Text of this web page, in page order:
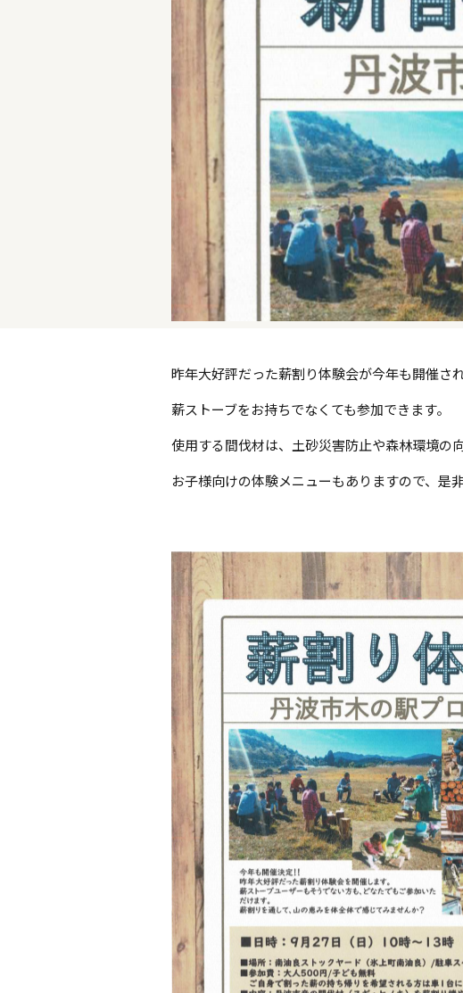
昨年大好評だった薪割り体験会が今年も開催され
薪ストーブをお持ちでなくても参加できます。
使用する間伐材は、土砂災害防止や森林環境の
お子様向けの体験メニューもありますので、是